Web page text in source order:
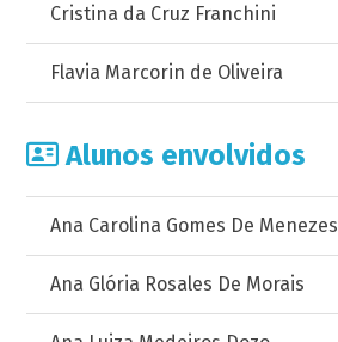
Cristina da Cruz Franchini
Flavia Marcorin de Oliveira
Alunos envolvidos
Ana Carolina Gomes De Menezes
Ana Glória Rosales De Morais